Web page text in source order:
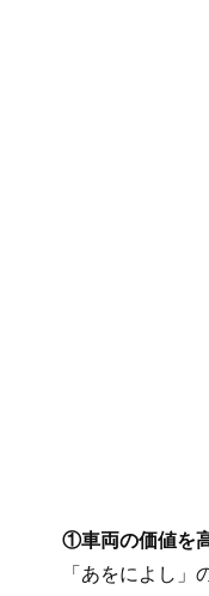
①車両の価値を
「あをによし